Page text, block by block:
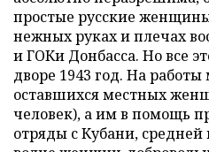
простые русские
нежных руках и плечах
и ГОКи Донбасса. Но все
дворе 1943 год. На
оставшихся местных
человек), а им в помощь
отряды с Кубани,